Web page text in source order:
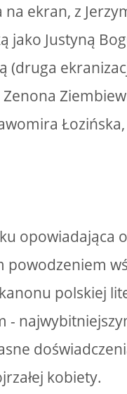
ekran, z
jako Justyną
(druga
opowiadająca
powodzeniem
polskiej
kobiety.